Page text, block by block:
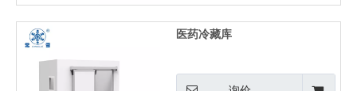
医药冷藏库